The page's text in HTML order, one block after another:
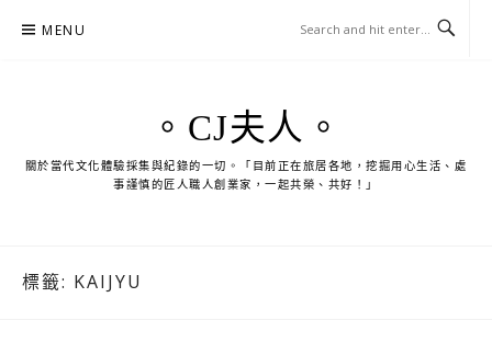
MENU
。CJ夫人。
關於當代文化體驗採集與紀錄的一切。「目前正在旅居各地，挖掘用心生活、處
事謹慎的匠人職人創業家，一起共榮、共好！」
標籤: KAIJYU